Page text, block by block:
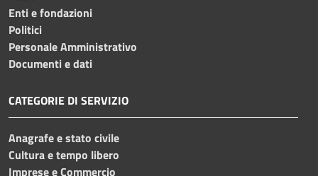
Enti e fondazioni
Politici
Personale Amministrativo
Documenti e dati
CATEGORIE DI SERVIZIO
Anagrafe e stato civile
Cultura e tempo libero
Imprese e Commercio